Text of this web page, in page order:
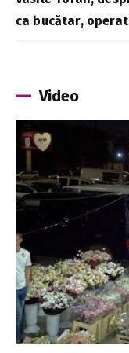
ca bucătar,
Video